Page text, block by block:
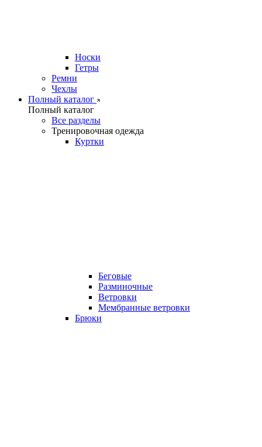
Носки
Гетры
Ремни
Чехлы
Полный каталог
Полный каталог
Все разделы
Тренировочная одежда
Куртки
Беговые
Разминочные
Ветровки
Мембранные ветровки
Брюки